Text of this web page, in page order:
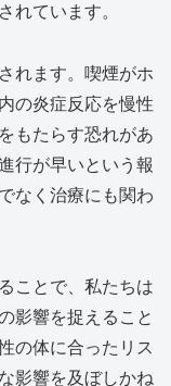
れています。
れます。喫煙がホ
の炎症反応を慢性
もたらす恐れがあ
行が早いという報
なく治療にも関わ
ことで、私たちは
影響を捉えること
の体に合ったリス
影響を及ぼしかね